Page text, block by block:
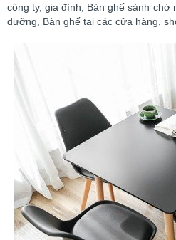
công ty, gia đình, Bàn ghế sảnh chờ
dưỡng, Bàn ghế tại các cửa hàng,